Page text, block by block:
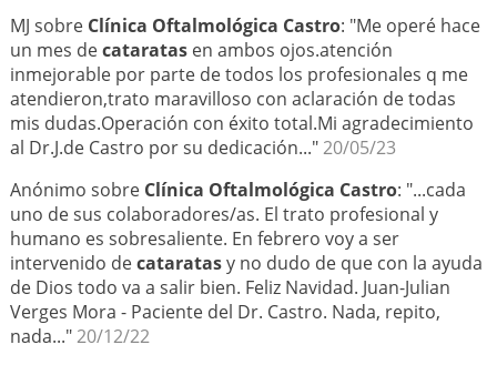
MJ sobre Clínica Oftalmológica Castro: "Me operé hace
un mes decataratasen ambos ojos.atención
inmejorable por parte de todos los profesionales q me
atendieron,trato maravilloso con aclaración de todas
mis dudas.Operación con éxito total.Mi agradecimiento
al Dr.J.de Castro por su dedicación..."20/05/23
Anónimo sobre Clínica Oftalmológica Castro: "...cada
uno de sus colaboradores/as. El trato profesional y
humano es sobresaliente. En febrero voy a ser
intervenido decataratasy no dudo de que con la ayuda
de Dios todo va a salir bien. Feliz Navidad. Juan-Julian
Verges Mora - Paciente del Dr. Castro. Nada, repito,
nada..."20/12/22